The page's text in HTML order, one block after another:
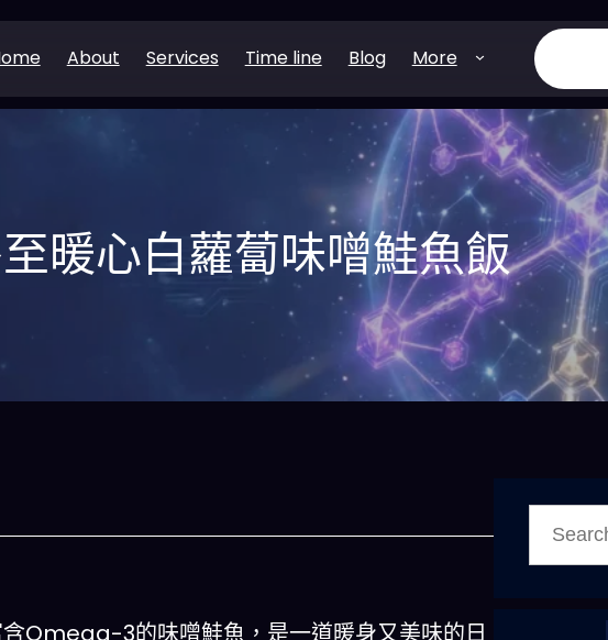
About Services Time line Blog More
搜
尋
暖心白蘿蔔味噌鮭魚飯
Omega-3的味噌鮭魚，是一道暖身又美味的日